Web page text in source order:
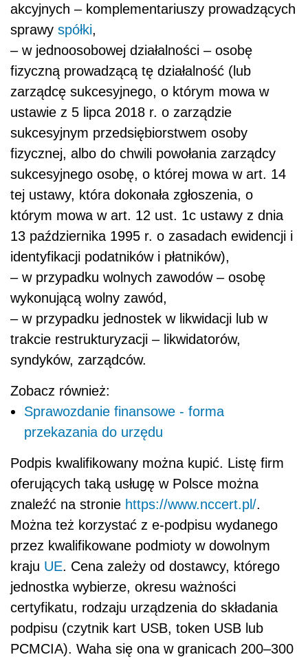
akcyjnych – komplementariuszy prowadzących
sprawy spółki,
– w jednoosobowej działalności – osobę
fizyczną prowadzącą tę działalność (lub
zarządcę sukcesyjnego, o którym mowa w
ustawie z 5 lipca 2018 r. o zarządzie
sukcesyjnym przedsiębiorstwem osoby
fizycznej, albo do chwili powołania zarządcy
sukcesyjnego osobę, o której mowa w art. 14
tej ustawy, która dokonała zgłoszenia, o
którym mowa w art. 12 ust. 1c ustawy z dnia
13 października 1995 r. o zasadach ewidencji i
identyfikacji podatników i płatników),
– w przypadku wolnych zawodów – osobę
wykonującą wolny zawód,
– w przypadku jednostek w likwidacji lub w
trakcie restrukturyzacji – likwidatorów,
syndyków, zarządców.
Zobacz również:
Sprawozdanie finansowe - forma
przekazania do urzędu
Podpis kwalifikowany można kupić. Listę firm
oferujących taką usługę w Polsce można
znaleźć na stronie https://www.nccert.pl/.
Można też korzystać z e-podpisu wydanego
przez kwalifikowane podmioty w dowolnym
kraju UE. Cena zależy od dostawcy, którego
jednostka wybierze, okresu ważności
certyfikatu, rodzaju urządzenia do składania
podpisu (czytnik kart USB, token USB lub
PCMCIA). Waha się ona w granicach 200–300